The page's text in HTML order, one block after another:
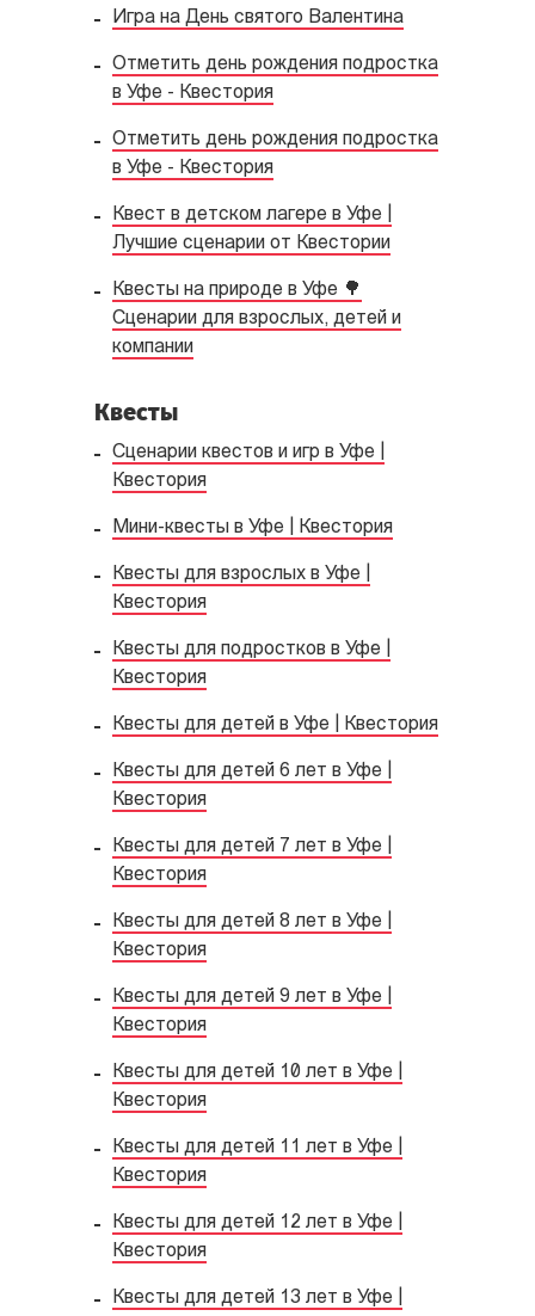
Игра на День святого Валентина
Отметить день рождения подростка
в Уфе - Квестория
Отметить день рождения подростка
в Уфе - Квестория
Квест в детском лагере в Уфе |
Лучшие сценарии от Квестории
Квесты на природе в Уфе 🌳
Сценарии для взрослых, детей и
компании
Квесты
Сценарии квестов и игр в Уфе |
Квестория
Мини-квесты в Уфе | Квестория
Квесты для взрослых в Уфе |
Квестория
Квесты для подростков в Уфе |
Квестория
Квесты для детей в Уфе | Квестория
Квесты для детей 6 лет в Уфе |
Квестория
Квесты для детей 7 лет в Уфе |
Квестория
Квесты для детей 8 лет в Уфе |
Квестория
Квесты для детей 9 лет в Уфе |
Квестория
Квесты для детей 10 лет в Уфе |
Квестория
Квесты для детей 11 лет в Уфе |
Квестория
Квесты для детей 12 лет в Уфе |
Квестория
Квесты для детей 13 лет в Уфе |